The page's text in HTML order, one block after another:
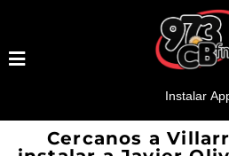
Cercanos a